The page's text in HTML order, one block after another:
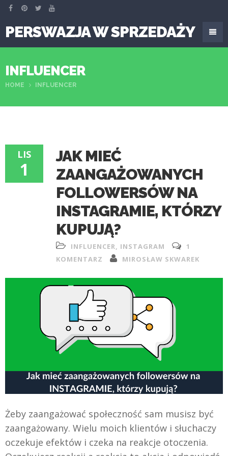
PERSWAZJA W SPRZEDAŻY
INFLUENCER
HOME INFLUENCER
LIS
1
JAK MIEĆ
ZAANGAŻOWANYCH
FOLLOWERSÓW NA
INSTAGRAMIE, KTÓRZY
KUPUJĄ?
INFLUENCER, INSTAGRAM
1
KOMENTARZ
MIROSŁAW SKWAREK
Żeby zaangażować społeczność sam musisz być
zaangażowany. Wielu moich klientów i słuchaczy
oczekuje efektów i czeka na reakcje otoczenia.